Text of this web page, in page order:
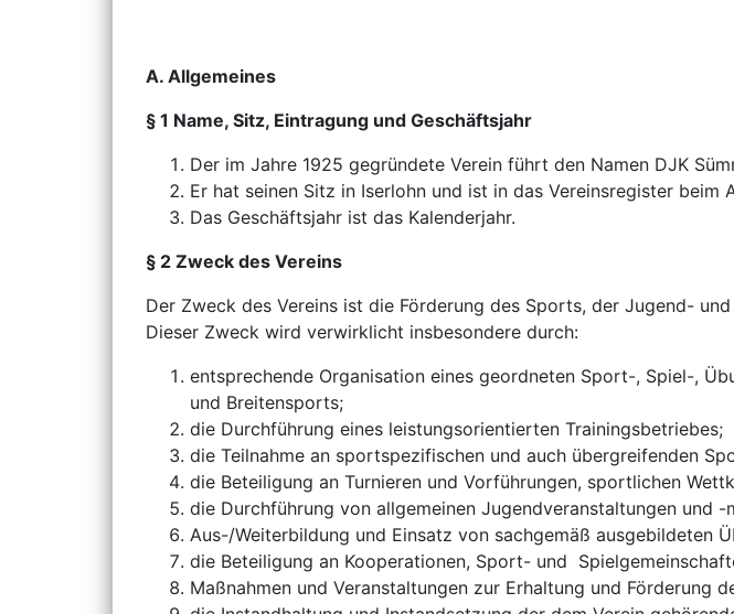
A. Allgemeines
§ 1 Name, Sitz, Eintragung und Geschäftsjahr
Der im Jahre 1925 gegründete Verein führt den Namen DJK
Er hat seinen Sitz in Iserlohn und ist in das Vereinsregister
Das Geschäftsjahr ist das Kalenderjahr.
§ 2 Zweck des Vereins
Der Zweck des Vereins ist die Förderung des Sports, der Jugend-
Dieser Zweck wird verwirklicht insbesondere durch:
entsprechende Organisation eines geordneten Sport-, Spiel-,
und Breitensports;
die Durchführung eines leistungsorientierten Trainingsbetriebes;
die Teilnahme an sportspezifischen und auch übergreifenden
die Beteiligung an Turnieren und Vorführungen, sportlichen
die Durchführung von allgemeinen Jugendveranstaltungen und -
Aus-/Weiterbildung und Einsatz von sachgemäß ausgebildeten
die Beteiligung an Kooperationen, Sport- und
Maßnahmen und Veranstaltungen zur Erhaltung und Förderung